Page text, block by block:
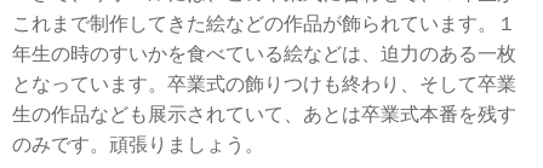
これまで制作してきた絵などの作品が飾られています。１
年生の時のすいかを食べている絵などは、迫力のある一枚
となっています。卒業式の飾りつけも終わり、そして卒業
生の作品なども展示されていて、あとは卒業式本番を残す
のみです。頑張りましょう。